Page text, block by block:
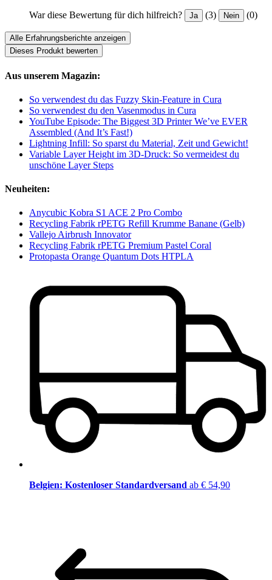
War diese Bewertung für dich hilfreich? Ja (3) Nein (0)
Alle Erfahrungsberichte anzeigen
Dieses Produkt bewerten
Aus unserem Magazin:
So verwendest du das Fuzzy Skin-Feature in Cura
So verwendest du den Vasenmodus in Cura
YouTube Episode: The Biggest 3D Printer We’ve EVER
Assembled (And It’s Fast!)
Lightning Infill: So sparst du Material, Zeit und Gewicht!
Variable Layer Height im 3D-Druck: So vermeidest du
unschöne Layer Steps
Neuheiten:
Anycubic Kobra S1 ACE 2 Pro Combo
Recycling Fabrik rPETG Refill Krumme Banane (Gelb)
Vallejo Airbrush Innovator
Recycling Fabrik rPETG Premium Pastel Coral
Protopasta Orange Quantum Dots HTPLA
Belgien: Kostenloser Standardversand ab € 54,90